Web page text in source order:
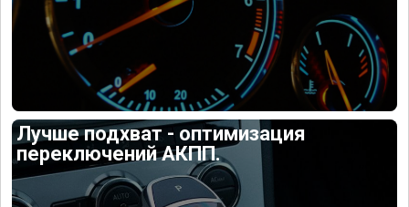
Лучше подхват - оптимизация
переключений АКПП.